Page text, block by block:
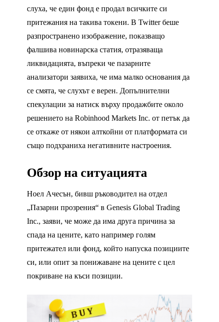
слуха, че един фонд е продал всичките си
притежания на такива токени. В Twitter беше
разпространено изображение, показващо
фалшива новинарска статия, отразяваща
ликвидацията, въпреки че пазарните
анализатори заявиха, че има малко основания да
се смята, че слухът е верен. Допълнителни
спекулации за натиск върху продажбите около
решението на Robinhood Markets Inc. от петък да
се откаже от някои алткойни от платформата си
също подхраниха негативните настроения.
Обзор на ситуацията
Ноел Ачесън, бивш ръководител на отдел
„Пазарни прозрения“ в Genesis Global Trading
Inc., заяви, че може да има друга причина за
спада на цените, като например голям
притежател или фонд, който напуска позициите
си, или опит за понижаване на цените с цел
покриване на къси позиции.